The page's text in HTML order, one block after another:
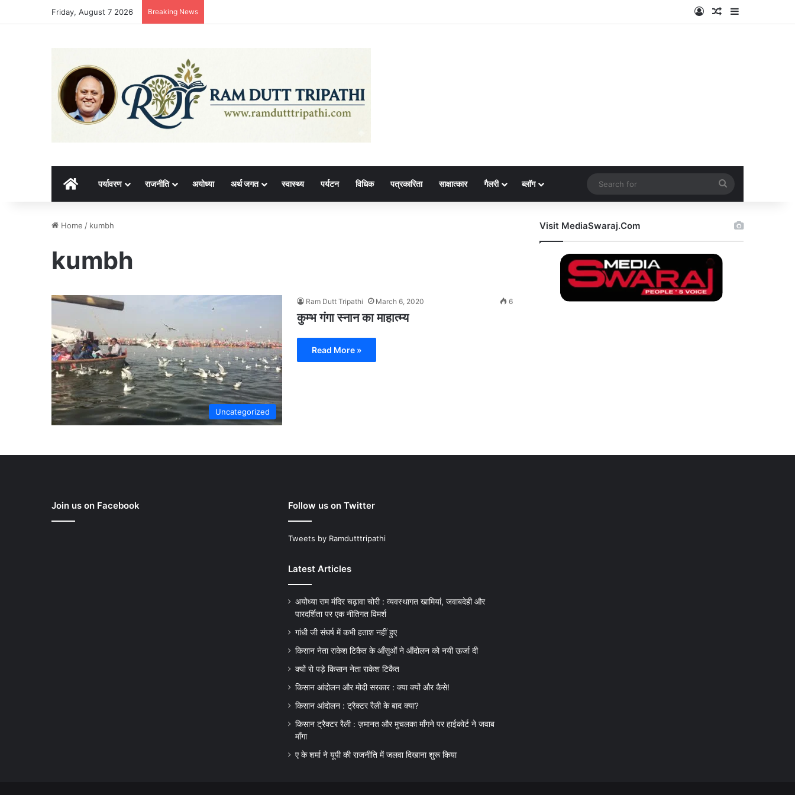
Friday, August 7 2026 Breaking News Log InRandom Article
Sidebar
होम पर्यावरण राजनीति अयोध्या अर्थ जगत स्वास्थ्य पर्यटन विधिक पत्रकारिता साक्षात्कार गैलरी ब्लॉग
for
Home / kumbh
kumbh
Uncategorized
Ram Dutt Tripathi March 6, 2020 6
कुम्भ गंगा स्नान का माहात्म्य
Read More »
Visit MediaSwaraj.Com
Join us on Facebook Follow us on Twitter
Tweets by Ramdutttripathi
Latest Articles
अयोध्या राम मंदिर चढ़ावा चोरी : व्यवस्थागत खामियां, जवाबदेही और
पारदर्शिता पर एक नीतिगत विमर्श
गांधी जी संघर्ष में कभी हताश नहीं हुए
किसान नेता राकेश टिकैत के आँसुओं ने ऑंदोलन को नयी ऊर्जा दी
क्यों रो पड़े किसान नेता राकेश टिकैत
किसान आंदोलन और मोदी सरकार : क्या क्यों और कैसे!
किसान आंदोलन : ट्रैक्टर रैली के बाद क्या?
किसान ट्रैक्टर रैली : ज़मानत और मुचलका माँगने पर हाईकोर्ट ने जवाब
माँगा
ए के शर्मा ने यूपी की राजनीति में जलवा दिखाना शुरू किया